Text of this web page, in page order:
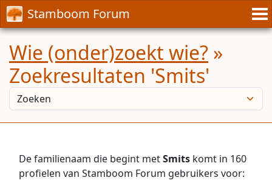
Stamboom Forum
Wie (onder)zoekt wie? »
Zoekresultaten 'Smits'
De familienaam die begint metSmits komt in 160
profielen van Stamboom Forum gebruikers voor: